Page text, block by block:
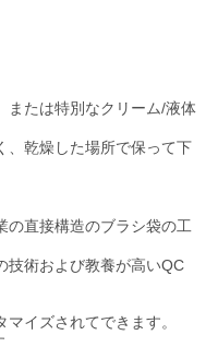
または特別なクリーム/液体
、乾燥した場所で保って下
の直接構造のブラシ袋の工
技術および教養が高いQC
イズされてできます。